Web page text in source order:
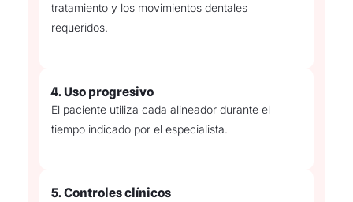
tratamiento y los movimientos dentales
requeridos.
4. Uso progresivo
El paciente utiliza cada alineador durante el
tiempo indicado por el especialista.
5.Controles clínicos